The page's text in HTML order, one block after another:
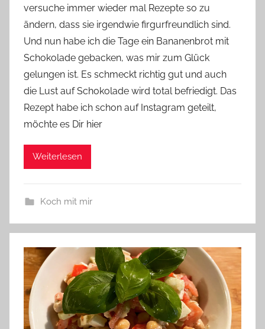
n
n
e
versuche immer wieder mal Rezepte so zu
ändern, dass sie irgendwie firgurfreundlich sind.
Und nun habe ich die Tage ein Bananenbrot mit
Schokolade gebacken, was mir zum Glück
gelungen ist. Es schmeckt richtig gut und auch
die Lust auf Schokolade wird total befriedigt. Das
Rezept habe ich schon auf Instagram geteilt,
möchte es Dir hier
Weiterlesen
Koch mit mir